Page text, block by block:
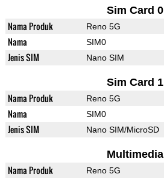
Sim Card 0
Nama Produk Reno 5G
Nama SIM0
Jenis SIM Nano SIM
Sim Card 1
Nama Produk Reno 5G
Nama SIM0
Jenis SIM Nano SIM/MicroSD
Multimedia
Nama Produk Reno 5G